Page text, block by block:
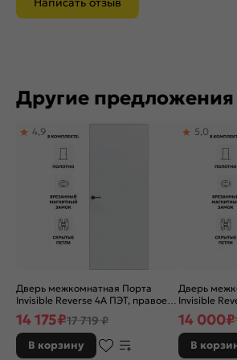
Другие предложения
Дверь межкомнатная Порта
Invisible Reverse 4A ПЭТ, правое
открывание, Shellac White,
глухая, скрытая, кромка
алюминиевая матовый хром,
каркасно-щитовая
4,9
14 175₽17 719 ₽
В корзину
Дверь
Invisible
скрытая,
черная
щитовая
5,0
14 000₽
В